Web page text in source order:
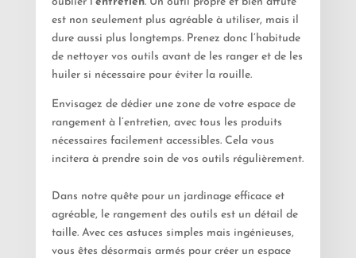
est non seulement plus agréable à utiliser, mais il
dure aussi plus longtemps. Prenez donc l’habitude
de nettoyer vos outils avant de les ranger et de les
huiler si nécessaire pour éviter la rouille.
Envisagez de dédier une zone de votre espace de
rangement à l’entretien, avec tous les produits
nécessaires facilement accessibles. Cela vous
incitera à prendre soin de vos outils régulièrement.
Dans notre quête pour un jardinage efficace et
agréable, le rangement des outils est un détail de
taille. Avec ces astuces simples mais ingénieuses,
vous êtes désormais armés pour créer un espace